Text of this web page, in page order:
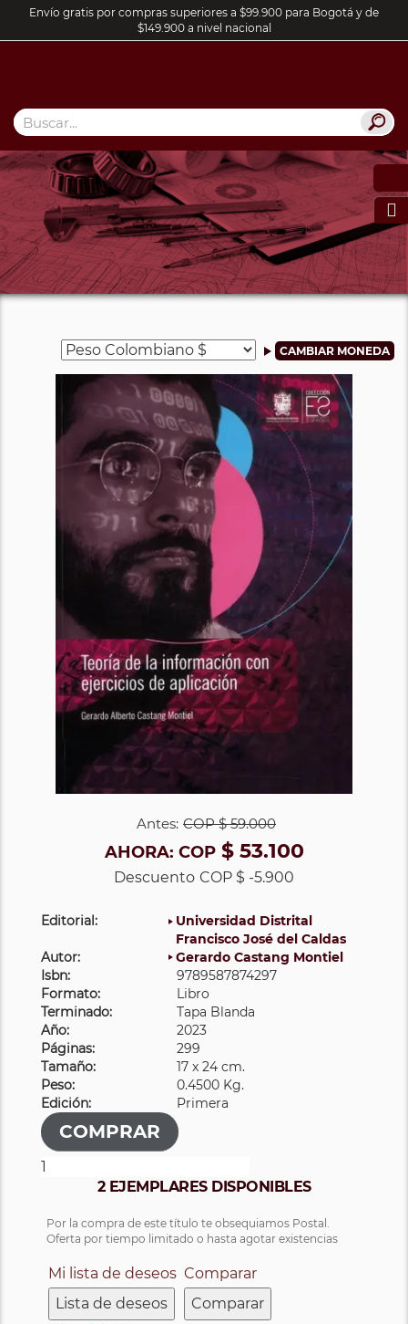
Envío gratis por compras superiores a $99.900 para Bogotá y de
$149.900 a nivel nacional

Antes: COP$ 59.000
AHORA: COP$ 53.100
Descuento COP $ -5.900
Editorial:
Universidad Distrital
Francisco José del Caldas
Autor:
Gerardo Castang Montiel
Isbn:
9789587874297
Formato:
Libro
Terminado:
Tapa Blanda
Año:
2023
Páginas:
299
Tamaño:
17 x 24 cm.
Peso:
0.4500 Kg.
Edición:
Primera
2 EJEMPLARES DISPONIBLES
Por la compra de este título te obsequiamos Postal.
Oferta por tiempo limitado o hasta agotar existencias
Mi lista de deseos
Lista de deseos
Comparar
Comparar